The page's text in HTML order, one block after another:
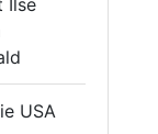
Ilse
USA